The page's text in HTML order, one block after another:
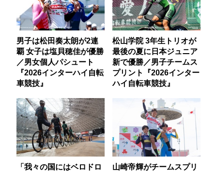
男子は松田奏太朗が2連
覇 女子は塩貝穂佳が優勝
／男女個人パシュート
『2026インターハイ自転
車競技』
松山学院 3年生トリオが
最後の夏に日本ジュニア
新で優勝／男子チームス
プリント『2026インター
ハイ自転車競技』
「我々の国にはベロドロ
山崎帝輝がチームスプリ